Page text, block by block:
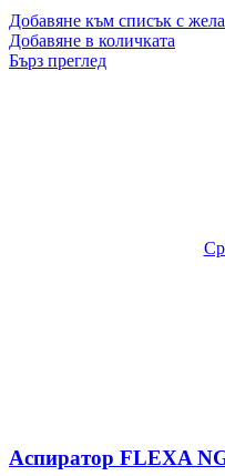
Добавяне към списък с
Добавяне в количката
Бърз преглед
Аспиратор FLEXA